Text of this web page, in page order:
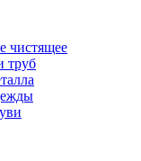
чистящее
труб